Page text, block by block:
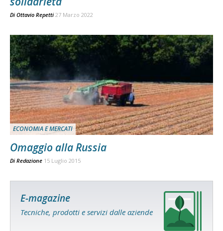
Di Ottavio Repetti 27 Marzo 2022
ECONOMIA E MERCATI
Omaggio alla Russia
Di Redazione 15 Luglio 2015
E-magazine
Tecniche, prodotti e servizi dalle aziende